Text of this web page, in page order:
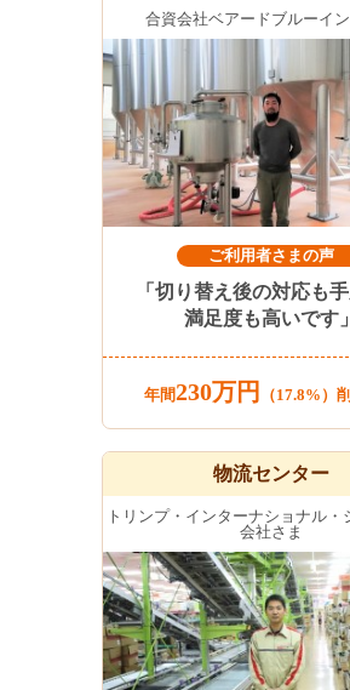
合資会社ベアードブルーイ
ご利用者さまの声
「切り替え後の対応も手
満足度も高いです」
年間230万円 （17.8%）
物流センター
トリンプ・インターナショナル・
会社さま